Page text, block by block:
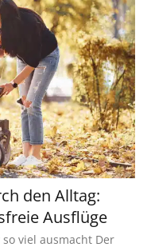
den Alltag:
Ausflüge
viel ausmacht Der